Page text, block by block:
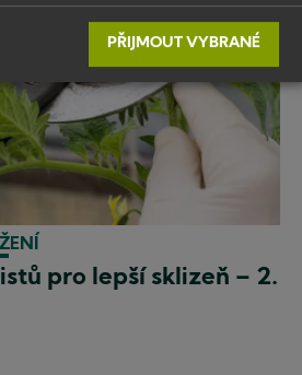
pro lepší sklizeň – 2.
PŘIJMOUT VYBRANÉ